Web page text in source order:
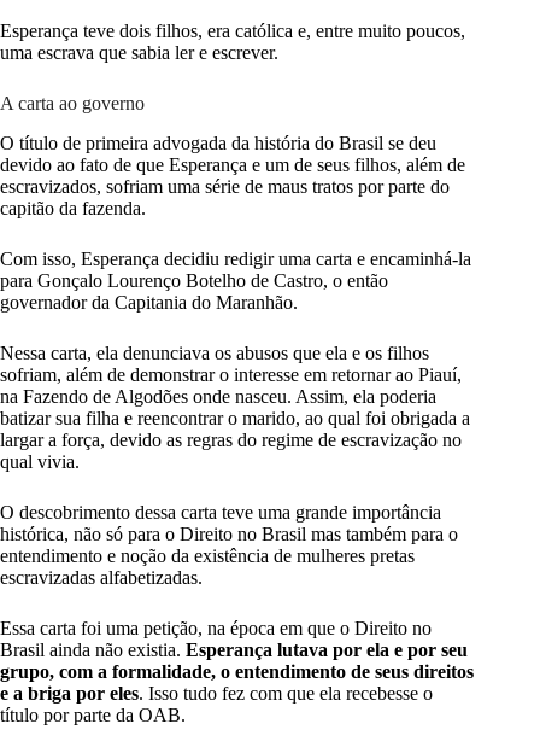
Esperança teve dois filhos, era católica e, entre muito poucos,
uma escrava que sabia ler e escrever.
A carta ao governo
O título de primeira advogada da história do Brasil se deu
devido ao fato de que Esperança e um de seus filhos, além de
escravizados, sofriam uma série de maus tratos por parte do
capitão da fazenda.
Com isso, Esperança decidiu redigir uma carta e encaminhá-la
para Gonçalo Lourenço Botelho de Castro, o então
governador da Capitania do Maranhão.
Nessa carta, ela denunciava os abusos que ela e os filhos
sofriam, além de demonstrar o interesse em retornar ao Piauí,
na Fazendo de Algodões onde nasceu. Assim, ela poderia
batizar sua filha e reencontrar o marido, ao qual foi obrigada a
largar a força, devido as regras do regime de escravização no
qual vivia.
O descobrimento dessa carta teve uma grande importância
histórica, não só para o Direito no Brasil mas também para o
entendimento e noção da existência de mulheres pretas
escravizadas alfabetizadas.
Essa carta foi uma petição, na época em que o Direito no
Brasil ainda não existia. Esperança lutava por ela e por seu
grupo, com a formalidade, o entendimento de seus direitos
e a briga por eles. Isso tudo fez com que ela recebesse o
título por parte da OAB.